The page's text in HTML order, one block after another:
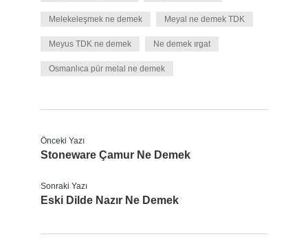
Melekeleşmek ne demek Meyal ne demek TDK
Meyus TDK ne demek Ne demek ırgat
Osmanlıca pür melal ne demek
Önceki Yazı
Stoneware Çamur Ne Demek
Sonraki Yazı
Eski Dilde Nazır Ne Demek